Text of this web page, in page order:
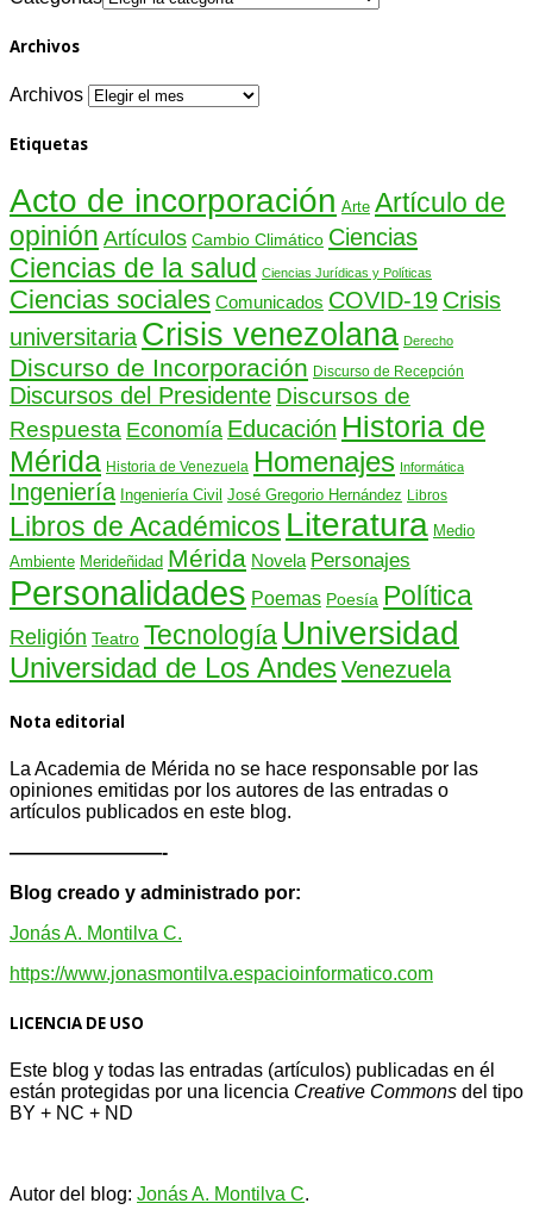
Archivos
Archivos
Etiquetas
Acto de incorporación Arte Artículo de
opinión Artículos Cambio Climático Ciencias
Ciencias de la salud Ciencias Jurídicas y Políticas
Ciencias sociales Comunicados COVID-19 Crisis
universitaria Crisis venezolana Derecho
Discurso de Incorporación Discurso de Recepción
Discursos del Presidente Discursos de
Respuesta Economía Educación Historia de
Mérida Historia de Venezuela Homenajes Informática
Ingeniería Ingeniería Civil José Gregorio Hernández Libros
Libros de Académicos Literatura Medio
Ambiente Merideñidad Mérida Novela Personajes
Personalidades Poemas Poesía Política
Religión Teatro Tecnología Universidad
Universidad de Los AndesVenezuela
Nota editorial
La Academia de Mérida no se hace responsable por las
opiniones emitidas por los autores de las entradas o
artículos publicados en este blog.
————————-
Blog creado y administrado por:
Jonás A. Montilva C.
https://www.jonasmontilva.espacioinformatico.com
LICENCIA DE USO
Este blog y todas las entradas (artículos) publicadas en él
están protegidas por una licencia Creative Commons del tipo
BY + NC + ND
Autor del blog: Jonás A. Montilva C.